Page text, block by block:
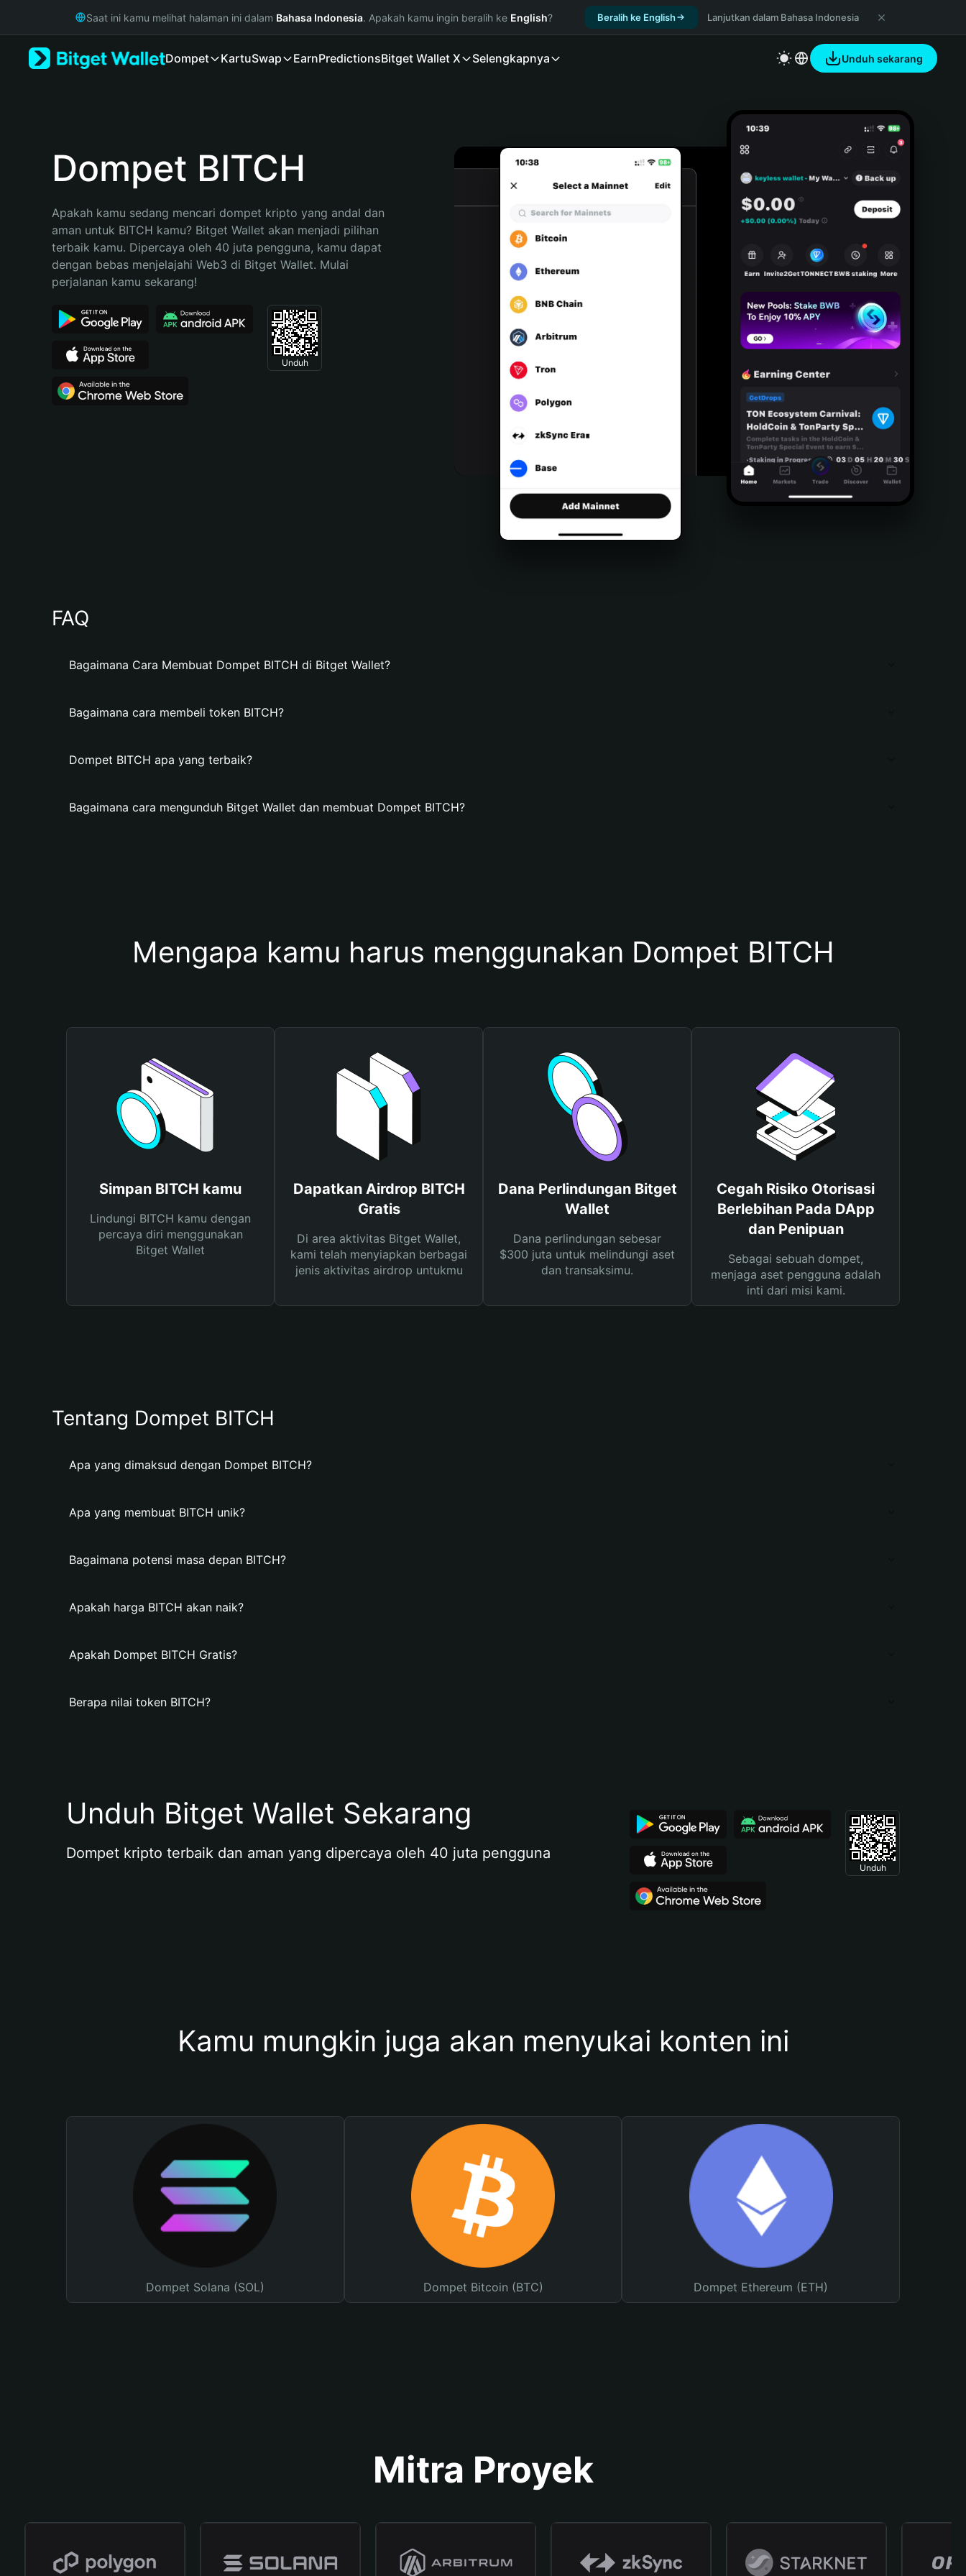
Русский
Bahasa Indonesia
Español (Argentina)
Saat ini kamu melihat halaman ini dalam Bahasa Indonesia. Apakah kamu ingin beralih ke English? Beralih ke English Lanjutkan dalam Bahasa Indonesia
Dompet KartuSwap EarnPredictionsBitget Wallet X Selengkapnya Unduh sekarang
Dompet BITCH
Apakah kamu sedang mencari dompet kripto yang andal dan
aman untuk BITCH kamu? Bitget Wallet akan menjadi pilihan
terbaik kamu. Dipercaya oleh 40 juta pengguna, kamu dapat
dengan bebas menjelajahi Web3 di Bitget Wallet. Mulai
perjalanan kamu sekarang!
Unduh
FAQ
Bagaimana Cara Membuat Dompet BITCH di Bitget Wallet?
Bagaimana cara membeli token BITCH?
Dompet BITCH apa yang terbaik?
Bagaimana cara mengunduh Bitget Wallet dan membuat Dompet BITCH?
Mengapa kamu harus menggunakan Dompet BITCH
Simpan BITCH kamu
Lindungi BITCH kamu dengan
percaya diri menggunakan
Bitget Wallet
Dapatkan Airdrop BITCH
Gratis
Di area aktivitas Bitget Wallet,
kami telah menyiapkan berbagai
jenis aktivitas airdrop untukmu
Dana Perlindungan Bitget
Wallet
Dana perlindungan sebesar
$300 juta untuk melindungi aset
dan transaksimu.
Cegah Risiko Otorisasi
Berlebihan Pada DApp
dan Penipuan
Sebagai sebuah dompet,
menjaga aset pengguna adalah
inti dari misi kami.
Tentang Dompet BITCH
Apa yang dimaksud dengan Dompet BITCH?
Apa yang membuat BITCH unik?
Bagaimana potensi masa depan BITCH?
Apakah harga BITCH akan naik?
Apakah Dompet BITCH Gratis?
Berapa nilai token BITCH?
Unduh Bitget Wallet Sekarang
Dompet kripto terbaik dan aman yang dipercaya oleh 40 juta pengguna
Unduh
Kamu mungkin juga akan menyukai konten ini
Dompet Solana (SOL) Dompet Bitcoin (BTC) Dompet Ethereum (ETH)
Mitra Proyek